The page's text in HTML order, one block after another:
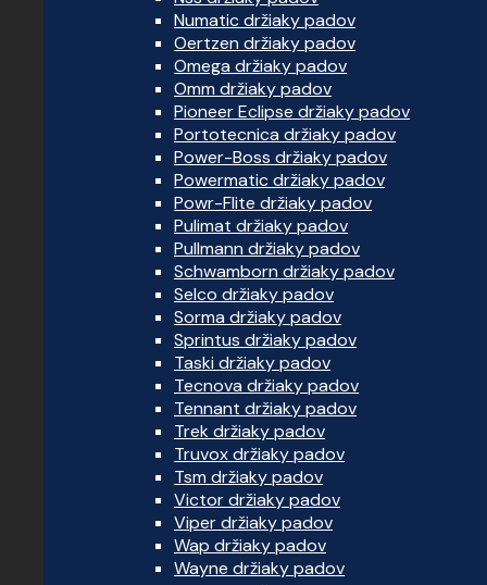
Numatic držiaky padov
Oertzen držiaky padov
Omega držiaky padov
Omm držiaky padov
Pioneer Eclipse držiaky padov
Portotecnica držiaky padov
Power-Boss držiaky padov
Powermatic držiaky padov
Powr-Flite držiaky padov
Pulimat držiaky padov
Pullmann držiaky padov
Schwamborn držiaky padov
Selco držiaky padov
Sorma držiaky padov
Sprintus držiaky padov
Taski držiaky padov
Tecnova držiaky padov
Tennant držiaky padov
Trek držiaky padov
Truvox držiaky padov
Tsm držiaky padov
Victor držiaky padov
Viper držiaky padov
Wap držiaky padov
Wayne držiaky padov